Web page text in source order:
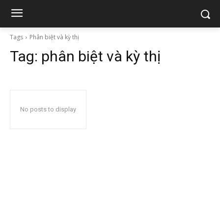
Tags Phân biệt và kỳ thị
Tag: phân biệt và kỳ thị
No posts to display